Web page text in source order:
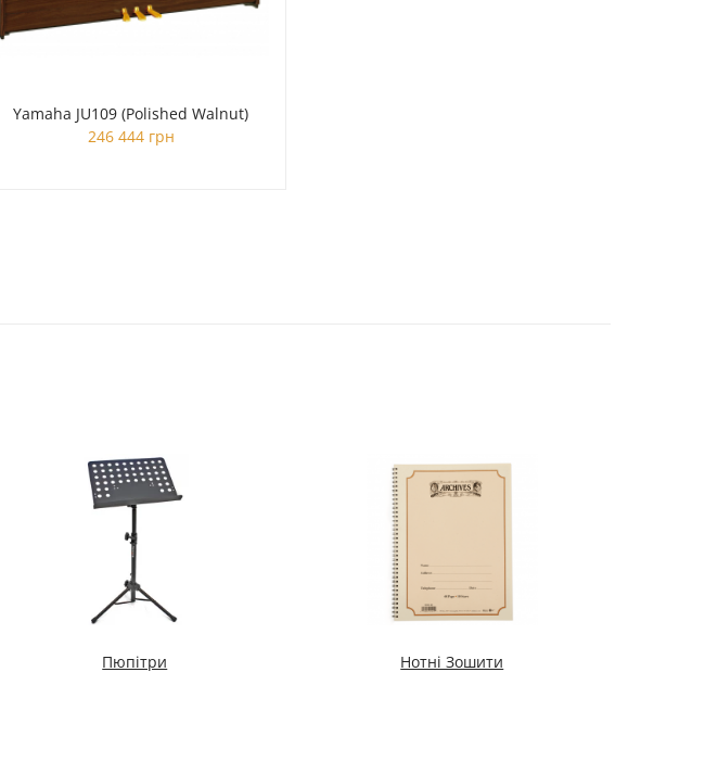
Yamaha JU109 (Polished Walnut)
246 444 грн
Пюпітри Нотні Зошити